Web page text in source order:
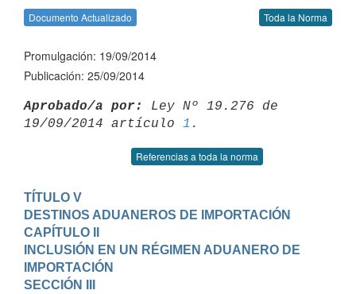
Documento Actualizado Toda la Norma
Promulgación: 19/09/2014
Publicación: 25/09/2014
Aprobado/a por:
Ley Nº 19.276 de
19/09/2014 artículo 1
Referencias a toda la norma
TÍTULO V
DESTINOS ADUANEROS DE IMPORTACIÓN
CAPÍTULO II
INCLUSIÓN EN UN RÉGIMEN ADUANERO DE
IMPORTACIÓN
SECCIÓN III